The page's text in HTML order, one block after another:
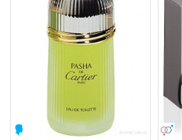
МУЖСКИЕ